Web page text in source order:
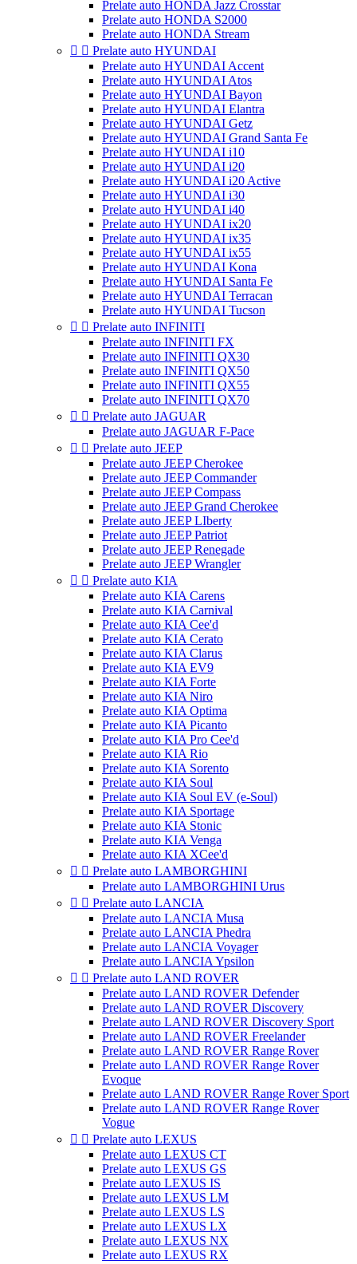
Prelate auto HONDA Jazz Crosstar
Prelate auto HONDA S2000
Prelate auto HONDA Stream
  Prelate auto HYUNDAI
Prelate auto HYUNDAI Accent
Prelate auto HYUNDAI Atos
Prelate auto HYUNDAI Bayon
Prelate auto HYUNDAI Elantra
Prelate auto HYUNDAI Getz
Prelate auto HYUNDAI Grand Santa Fe
Prelate auto HYUNDAI i10
Prelate auto HYUNDAI i20
Prelate auto HYUNDAI i20 Active
Prelate auto HYUNDAI i30
Prelate auto HYUNDAI i40
Prelate auto HYUNDAI ix20
Prelate auto HYUNDAI ix35
Prelate auto HYUNDAI ix55
Prelate auto HYUNDAI Kona
Prelate auto HYUNDAI Santa Fe
Prelate auto HYUNDAI Terracan
Prelate auto HYUNDAI Tucson
  Prelate auto INFINITI
Prelate auto INFINITI FX
Prelate auto INFINITI QX30
Prelate auto INFINITI QX50
Prelate auto INFINITI QX55
Prelate auto INFINITI QX70
  Prelate auto JAGUAR
Prelate auto JAGUAR F-Pace
  Prelate auto JEEP
Prelate auto JEEP Cherokee
Prelate auto JEEP Commander
Prelate auto JEEP Compass
Prelate auto JEEP Grand Cherokee
Prelate auto JEEP LIberty
Prelate auto JEEP Patriot
Prelate auto JEEP Renegade
Prelate auto JEEP Wrangler
  Prelate auto KIA
Prelate auto KIA Carens
Prelate auto KIA Carnival
Prelate auto KIA Cee'd
Prelate auto KIA Cerato
Prelate auto KIA Clarus
Prelate auto KIA EV9
Prelate auto KIA Forte
Prelate auto KIA Niro
Prelate auto KIA Optima
Prelate auto KIA Picanto
Prelate auto KIA Pro Cee'd
Prelate auto KIA Rio
Prelate auto KIA Sorento
Prelate auto KIA Soul
Prelate auto KIA Soul EV (e-Soul)
Prelate auto KIA Sportage
Prelate auto KIA Stonic
Prelate auto KIA Venga
Prelate auto KIA XCee'd
  Prelate auto LAMBORGHINI
Prelate auto LAMBORGHINI Urus
  Prelate auto LANCIA
Prelate auto LANCIA Musa
Prelate auto LANCIA Phedra
Prelate auto LANCIA Voyager
Prelate auto LANCIA Ypsilon
  Prelate auto LAND ROVER
Prelate auto LAND ROVER Defender
Prelate auto LAND ROVER Discovery
Prelate auto LAND ROVER Discovery Sport
Prelate auto LAND ROVER Freelander
Prelate auto LAND ROVER Range Rover
Prelate auto LAND ROVER Range Rover
Evoque
Prelate auto LAND ROVER Range Rover Sport
Prelate auto LAND ROVER Range Rover
Vogue
  Prelate auto LEXUS
Prelate auto LEXUS CT
Prelate auto LEXUS GS
Prelate auto LEXUS IS
Prelate auto LEXUS LM
Prelate auto LEXUS LS
Prelate auto LEXUS LX
Prelate auto LEXUS NX
Prelate auto LEXUS RX